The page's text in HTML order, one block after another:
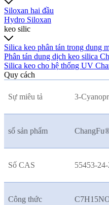
Siloxan hai đầu
Hydro Siloxan
keo silic
Silica keo phân tán trong dung
Phân tán dung dịch keo silica
Silica keo cho hệ thống UV
Quy cách
Sự miêu tả 3-
số sản phẩm
Số CAS 55453-24-
Công thức